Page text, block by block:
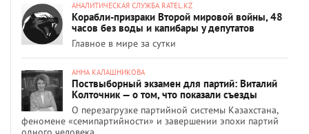
АНАЛИТИЧЕСКАЯ СЛУЖБА RATEL.KZ
Корабли-призраки Второй мировой войны, 48
часов без воды и капибары у депутатов
Главное в мире за сутки
АННА КАЛАШНИКОВА
Поствыборный экзамен для партий: Виталий
Колточник — о том, что показали съезды
О перезагрузке партийной системы Казахстана,
феномене «семипартийности» и завершении эпохи партий